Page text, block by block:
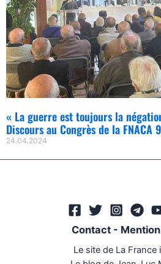
« La guerre est toujours la
Discours au Congrès de la FNACA
24.04.2024
Contact-
Le site de La France